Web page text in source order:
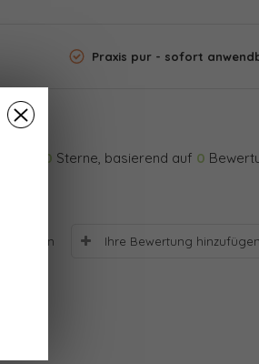
Praxis pur - sofort
0 Sterne, basierend auf 0
Ihre Bewertung hinzufügen